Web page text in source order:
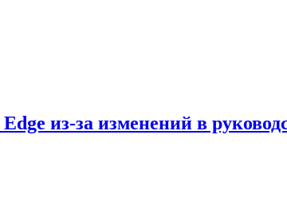
из-за изменений в